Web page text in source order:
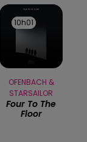
10h01
10h01
OFENBACH &
STARSAILOR
Four To The
Floor